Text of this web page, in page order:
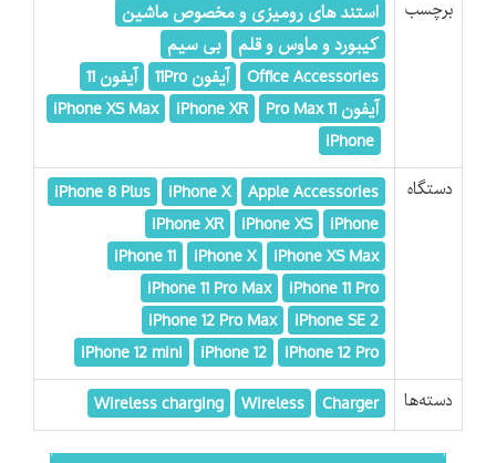
برچسب
استند های رومیزی و مخصوص ماشین
کیبورد و ماوس و قلم
بی سیم
Office Accessories
آیفون 11Pro
آیفون 11
آیفون 11 Pro Max
iPhone XR
iPhone XS Max
iPhone
دستگاه Apple Accessories
iPhone X
iPhone 8 Plus
iPhone
iPhone XS
iPhone XR
iPhone XS Max
iPhone X
iPhone 11
iPhone 11 Pro
iPhone 11 Pro Max
iPhone SE 2
iPhone 12 Pro Max
iPhone 12 Pro
iPhone 12
iPhone 12 mini
دسته‌ها Charger
Wireless
Wireless charging